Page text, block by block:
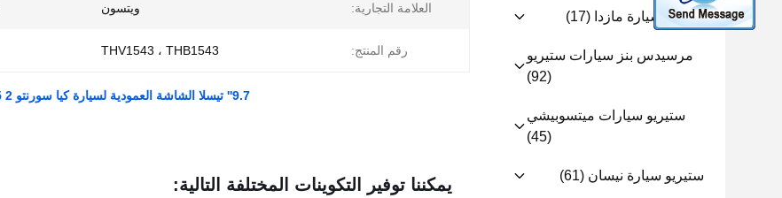
ستيريو سيارة مازدا (17)
مرسيدس بنز سيارات ستيريو
(92)
ستيريو سيارات ميتسوبيشي
(45)
ستيريو سيارة نيسان (61)
العلامة التجارية: ويتسون
رقم المنتج: THV1543 ، THB1543
9.7'' تيسلا الشاشة العمودية لسيارة كيا سورنتو 2 II XM 2012-2015 مشغل الوسائط المتعددة للسيارات الأندرويد
يمكننا توفير التكوينات المختلفة التالية: